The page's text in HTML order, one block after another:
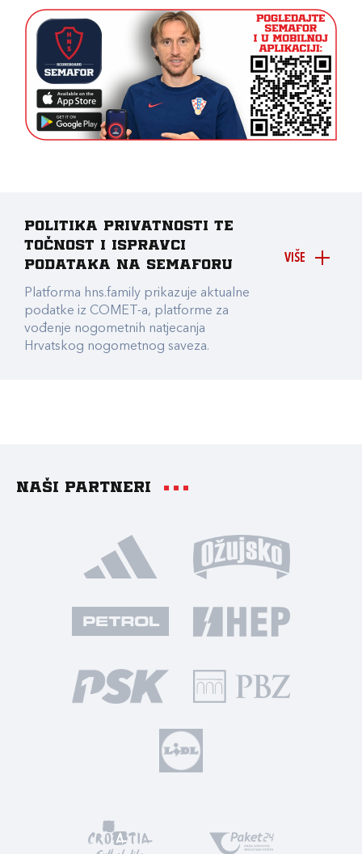
VIŠE
Politika privatnosti te
točnost i ispravci
podataka na Semaforu
Platforma hns.family prikazuje aktualne
podatke iz COMET-a, platforme za
vođenje nogometnih natjecanja
Hrvatskog nogometnog saveza.
Naši partneri